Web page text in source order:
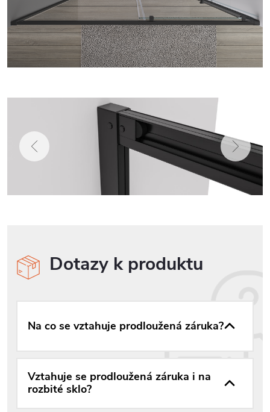
Dotazy k produktu
Na co se vztahuje prodloužená záruka?
Vztahuje se prodloužená záruka i na
rozbité sklo?